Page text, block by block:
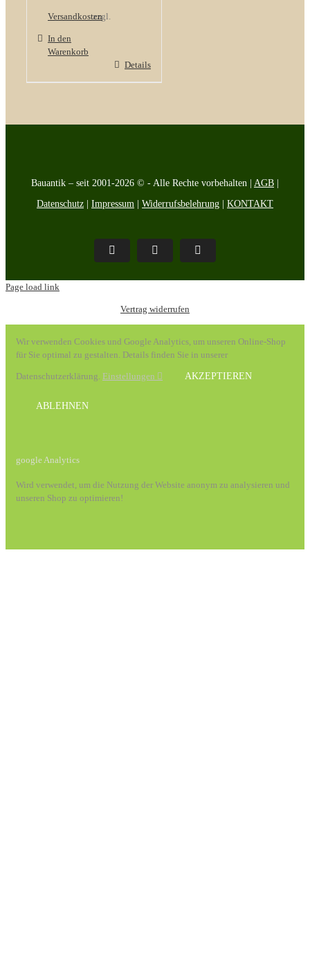
zzgl.
Versandkosten
In den
Warenkorb
Details
Bauantik – seit 2001-2026 © - Alle Rechte vorbehalten | AGB |
Datenschutz | Impressum | Widerrufsbelehrung | KONTAKT
Pinterest FacebookInstagram
Page load link
Vertrag widerrufen
Wir verwenden Cookies und Google Analytics, um unseren Online-Shop
für Sie optimal zu gestalten. Details finden Sie in unserer
Datenschutzerklärung. Einstellungen AKZEPTIEREN
ABLEHNEN
google Analytics
Wird verwendet, um die Nutzung der Website anonym zu analysieren und
unseren Shop zu optimieren!